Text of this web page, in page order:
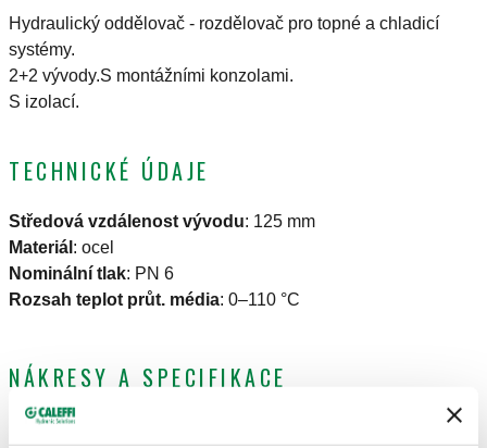
Hydraulický oddělovač - rozdělovač pro topné a chladicí
systémy.
2+2 vývody.S montážními konzolami.
S izolací.
TECHNICKÉ ÚDAJE
Středová vzdálenost vývodu: 125 mm
Materiál : ocel
Nominální tlak: PN 6
Rozsah teplot průt. média: 0–110 °C
NÁKRESY A SPECIFIKACE